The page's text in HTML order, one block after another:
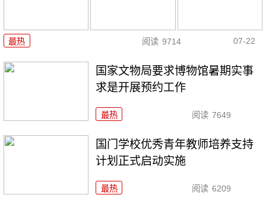
最热 阅读 9714 07-22
国家文物局要求博物馆暑期实事
求是开展预约工作
最热 阅读 7649
国门学校优秀青年教师培养支持
计划正式启动实施
最热 阅读 6209